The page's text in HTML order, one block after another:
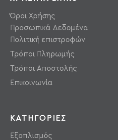
Όροι Χρήσης
Προσωπικά Δεδομένα
Πολιτική επιστροφών
Τρόποι Πληρωμής
Τρόποι Αποστολής
Επικοινωνία
ΚΑΤΗΓΟΡΙΕΣ
Εξοπλισμός